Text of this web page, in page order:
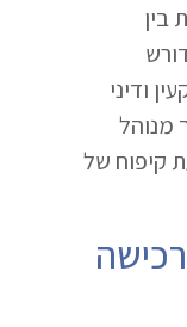
בין
ודיני
מנוהל
קיפוח של